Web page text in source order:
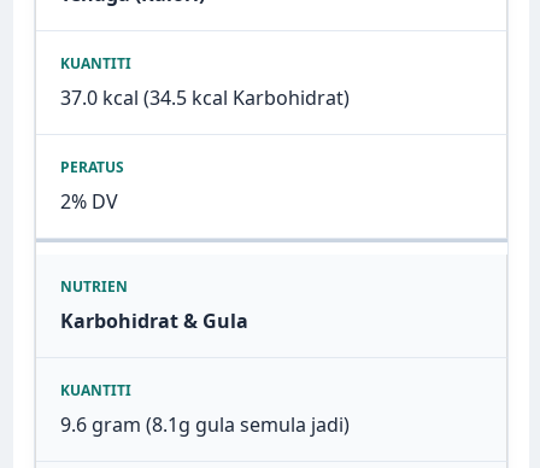
37.0 kcal (34.5 kcal Karbohidrat)
2% DV
Karbohidrat & Gula
9.6 gram (8.1g gula semula jadi)